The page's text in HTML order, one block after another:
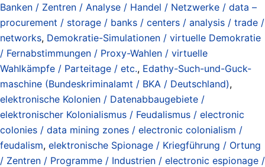
Banken / Zentren / Analyse / Handel / Netzwerke / data –
procurement / storage / banks / centers / analysis / trade /
networks, Demokratie-Simulationen / virtuelle Demokratie
/ Fernabstimmungen / Proxy-Wahlen / virtuelle
Wahlkämpfe / Parteitage / etc., Edathy-Such-und-Guck-
maschine (Bundeskriminalamt / BKA / Deutschland),
elektronische Kolonien / Datenabbaugebiete /
elektronischer Kolonialismus / Feudalismus / electronic
colonies / data mining zones / electronic colonialism /
feudalism, elektronische Spionage / Kriegführung / Ortung
/ Zentren / Programme / Industrien / electronic espionage /